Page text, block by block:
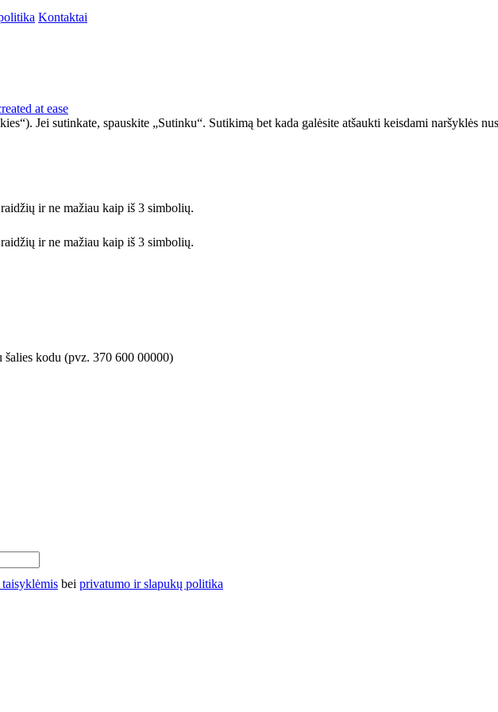
Kontaktai
at ease
Jei sutinkate, spauskite „Sutinku“. Sutikimą bet kada galėsite atšaukti keisdami naršyklės
ir ne mažiau kaip iš 3 simbolių.
ir ne mažiau kaip iš 3 simbolių.
kodu (pvz. 370 600 00000)
bei privatumo ir slapukų politika